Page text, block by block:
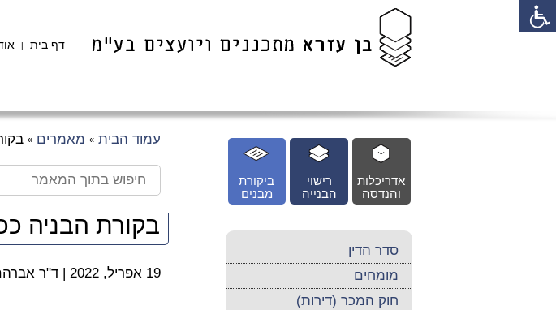
דף בית |
עמוד הבית » מאמרים »
בקורת הבניה
19 אפריל, 2022 | ד"ר
ביקורת
מבנים
רישוי
הבנייה
אדריכלות
והנדסה
סדר הדין
מומחים
חוק המכר (דירות)